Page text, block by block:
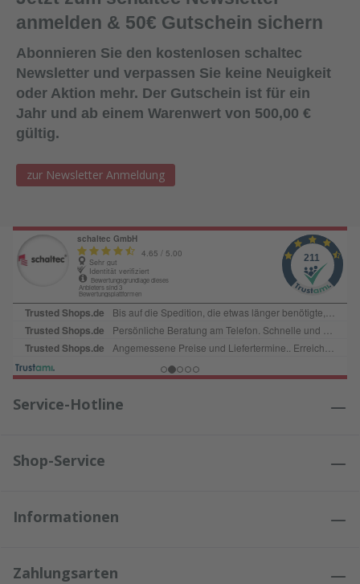
Dichtmittel gelangt (um die Haftwirkung nicht zu
beeinträchtigen).Lagerung:18 Monate bei ungeöffneter
Verpackung an einem kühlen und trockenen Lagerort bei
Temperaturen zwischen +5°C und +25
°C. Lieferform:600ml Folienbeutel, 12
Beutel/KartonFarbe:SchwarzAbgabe:Nur in Verbindung mit
Bestellung von Ersatzplatten in passender Menge!
anmelden & 50€ Gutschein sichern
Abonnieren Sie den kostenlosen schaltec
Newsletter und verpassen Sie keine Neuigkeit
oder Aktion mehr. Der Gutschein ist für ein
Jahr und ab einem Warenwert von 500,00 €
gültig.
zur Newsletter Anmeldung
Service-Hotline
Shop-Service
Informationen
Zahlungsarten